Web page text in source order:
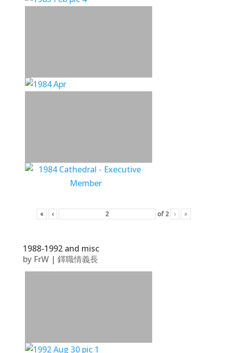
« ‹ of 2 › »
1988-1992 and misc
by FrW| 鐸職情義長